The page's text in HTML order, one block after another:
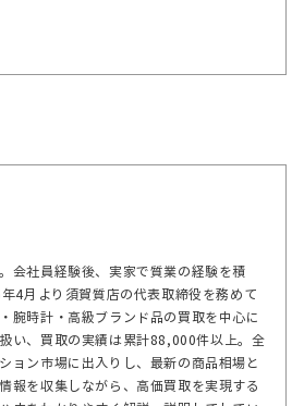
会社員経験後、実家で質業の経験を積
4月より須賀質店の代表取締役を務めて
腕時計・高級ブランド品の買取を中心に
い、買取の実績は累計88,000件以上。全
ョン市場に出入りし、最新の商品相場と
報を収集しながら、高価買取を実現する